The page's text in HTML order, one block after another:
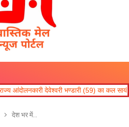
(59) का कल सायं असक्मात निधन।
देश भर में…